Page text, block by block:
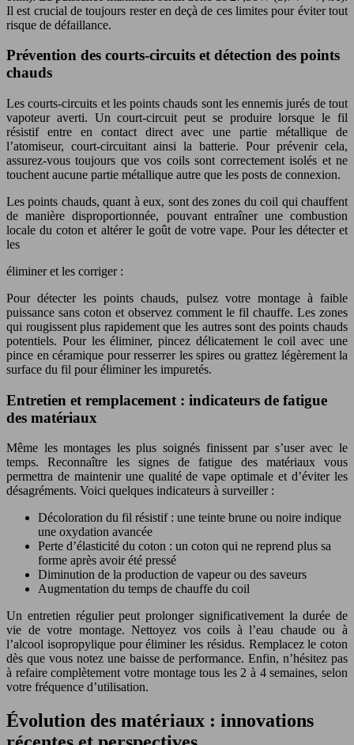
Il est crucial de toujours rester en deçà de ces limites pour éviter tout
risque de défaillance.
Prévention des courts-circuits et détection des points
chauds
Les courts-circuits et les points chauds sont les ennemis jurés de tout
vapoteur averti. Un court-circuit peut se produire lorsque le fil
résistif entre en contact direct avec une partie métallique de
l’atomiseur, court-circuitant ainsi la batterie. Pour prévenir cela,
assurez-vous toujours que vos coils sont correctement isolés et ne
touchent aucune partie métallique autre que les posts de connexion.
Les points chauds, quant à eux, sont des zones du coil qui chauffent
de manière disproportionnée, pouvant entraîner une combustion
locale du coton et altérer le goût de votre vape. Pour les détecter et
les
éliminer et les corriger :
Pour détecter les points chauds, pulsez votre montage à faible
puissance sans coton et observez comment le fil chauffe. Les zones
qui rougissent plus rapidement que les autres sont des points chauds
potentiels. Pour les éliminer, pincez délicatement le coil avec une
pince en céramique pour resserrer les spires ou grattez légèrement la
surface du fil pour éliminer les impuretés.
Entretien et remplacement : indicateurs de fatigue
des matériaux
Même les montages les plus soignés finissent par s’user avec le
temps. Reconnaître les signes de fatigue des matériaux vous
permettra de maintenir une qualité de vape optimale et d’éviter les
désagréments. Voici quelques indicateurs à surveiller :
Décoloration du fil résistif : une teinte brune ou noire indique
une oxydation avancée
Perte d’élasticité du coton : un coton qui ne reprend plus sa
forme après avoir été pressé
Diminution de la production de vapeur ou des saveurs
Augmentation du temps de chauffe du coil
Un entretien régulier peut prolonger significativement la durée de
vie de votre montage. Nettoyez vos coils à l’eau chaude ou à
l’alcool isopropylique pour éliminer les résidus. Remplacez le coton
dès que vous notez une baisse de performance. Enfin, n’hésitez pas
à refaire complètement votre montage tous les 2 à 4 semaines, selon
votre fréquence d’utilisation.
Évolution des matériaux : innovations